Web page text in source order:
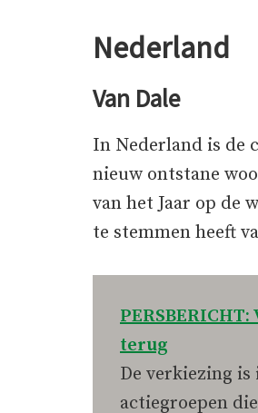
Nederland
Van Dale
In Nederland is de
nieuw ontstane
van het Jaar op de
te stemmen heeft
terug
De verkiezing
actiegroepen